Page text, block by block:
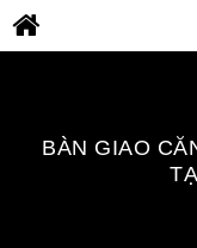
Skip
TRANG
CHỦ
BÀN GIAO